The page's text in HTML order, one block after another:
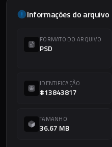
Informações do arquivo
FORMATO DO ARQUIVO
PSD
IDENTIFICAÇÃO
#13843817
TAMANHO
36.67 MB